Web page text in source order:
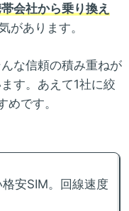
会社から乗り換え
があります。
な信頼の積み重ねが
す。あえて1社に絞
です。
安SIM。回線速度